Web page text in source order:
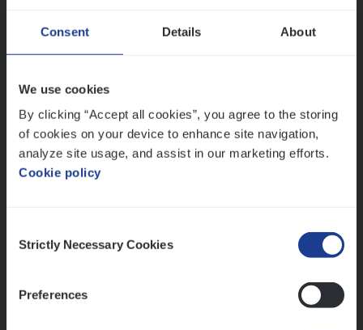
Consent Details About
We use cookies
By clicking “Accept all cookies”, you agree to the storing
of cookies on your device to enhance site navigation,
analyze site usage, and assist in our marketing efforts.
Cookie policy
Selection
Strictly Necessary Cookies
Preferences
Dos­sier­be­heer­der ver­ze­ke­rin­gen — Soci­al
Pro­fit en Public
Insurance Operations
Antwerpen
versterken
Thalia zoekt graag oplossingen, in games én op het